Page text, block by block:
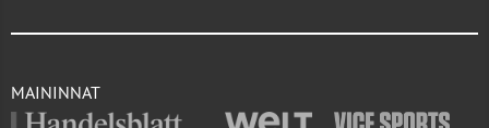
MAININNAT